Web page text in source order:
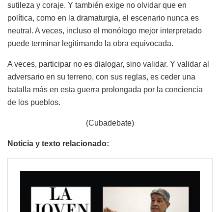
sutileza y coraje. Y también exige no olvidar que en
política, como en la dramaturgia, el escenario nunca es
neutral. A veces, incluso el monólogo mejor interpretado
puede terminar legitimando la obra equivocada.
A veces, participar no es dialogar, sino validar. Y validar al
adversario en su terreno, con sus reglas, es ceder una
batalla más en esta guerra prolongada por la conciencia
de los pueblos.
(Cubadebate)
Noticia y texto relacionado: